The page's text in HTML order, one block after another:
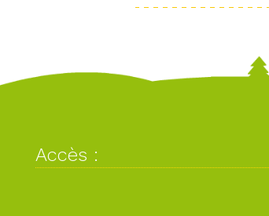
Accès :